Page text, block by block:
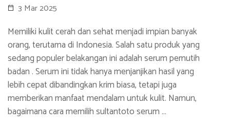
3 Mar 2025
Memiliki kulit cerah dan sehat menjadi impian banyak
orang, terutama di Indonesia. Salah satu produk yang
sedang populer belakangan ini adalah serum pemutih
badan . Serum ini tidak hanya menjanjikan hasil yang
lebih cepat dibandingkan krim biasa, tetapi juga
memberikan manfaat mendalam untuk kulit. Namun,
bagaimana cara memilih sultantoto serum …